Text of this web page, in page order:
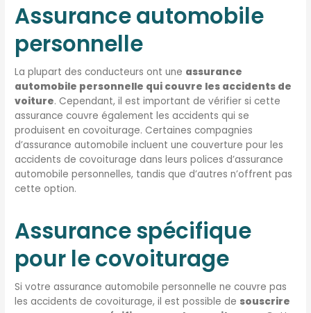
Assurance automobile
personnelle
La plupart des conducteurs ont une assurance
automobile personnelle qui couvre les accidents de
voiture. Cependant, il est important de vérifier si cette
assurance couvre également les accidents qui se
produisent en covoiturage. Certaines compagnies
d’assurance automobile incluent une couverture pour les
accidents de covoiturage dans leurs polices d’assurance
automobile personnelles, tandis que d’autres n’offrent pas
cette option.
Assurance spécifique
pour le covoiturage
Si votre assurance automobile personnelle ne couvre pas
les accidents de covoiturage, il est possible desouscrire